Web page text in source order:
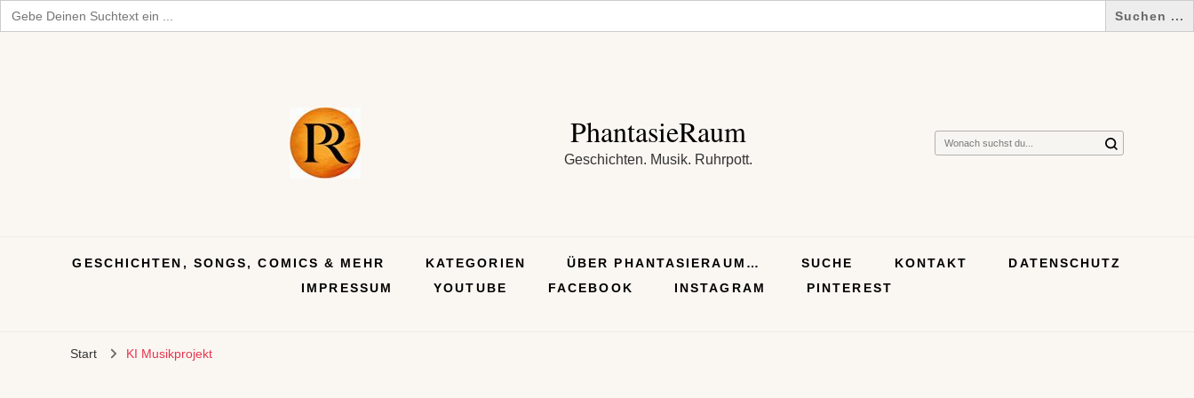
Search
for:
PhantasieRaum
Geschichten. Musik. Ruhrpott.
Suchst
GESCHICHTEN, SONGS, COMICS & MEHR KATEGORIEN ÜBER PHANTASIERAUM… SUCHE KONTAKT
DATENSCHUTZ
IMPRESSUM
YOUTUBE FACEBOOK INSTAGRAM PINTEREST
Start KI Musikprojekt